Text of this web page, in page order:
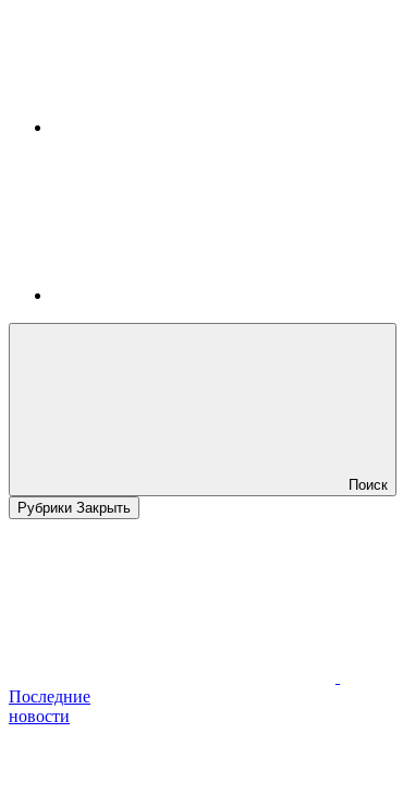
Поиск
Рубрики Закрыть
Последние
новости